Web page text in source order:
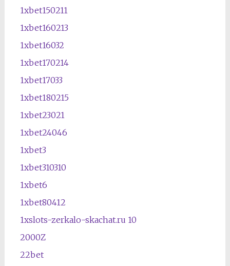
1xbet150211
1xbet160213
1xbet16032
1xbet170214
1xbet17033
1xbet180215
1xbet23021
1xbet24046
1xbet3
1xbet310310
1xbet6
1xbet80412
1xslots-zerkalo-skachat.ru 10
2000Z
22bet